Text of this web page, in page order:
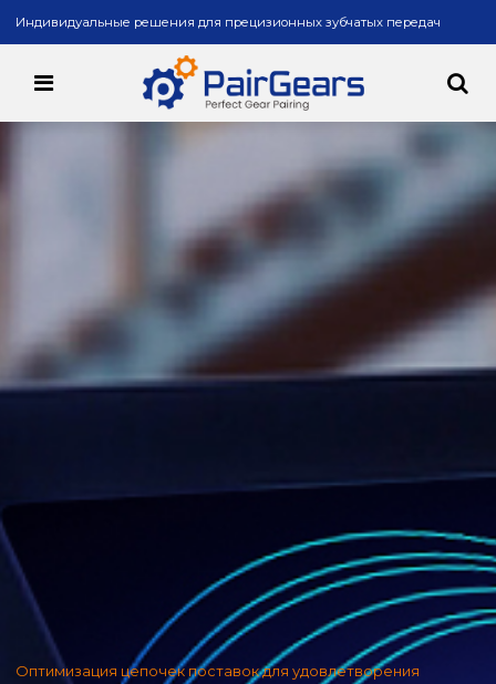
Индивидуальные решения для прецизионных зубчатых передач
Оптимизация цепочек поставок для удовлетворения